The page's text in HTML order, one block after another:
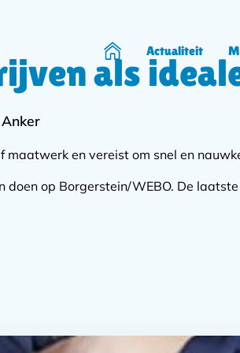
Home
Actualiteit
als
en vereist om snel en
doen op Borgerstein/WEBO. De